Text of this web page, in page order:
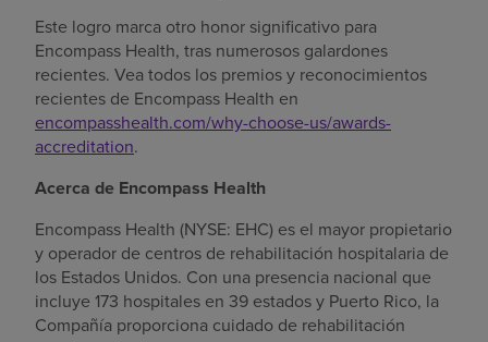
Este logro marca otro honor significativo para
Encompass Health, tras numerosos galardones
recientes. Vea todos los premios y reconocimientos
recientes de Encompass Health en
encompasshealth.com/why-choose-us/awards-
accreditation.
Acerca de Encompass Health
Encompass Health (NYSE: EHC) es el mayor propietario
y operador de centros de rehabilitación hospitalaria de
los Estados Unidos. Con una presencia nacional que
incluye 173 hospitales en 39 estados y Puerto Rico, la
Compañía proporciona cuidado de rehabilitación